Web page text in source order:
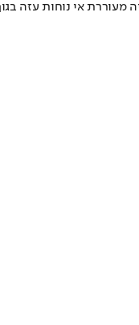
מעוררת אי נוחות עזה